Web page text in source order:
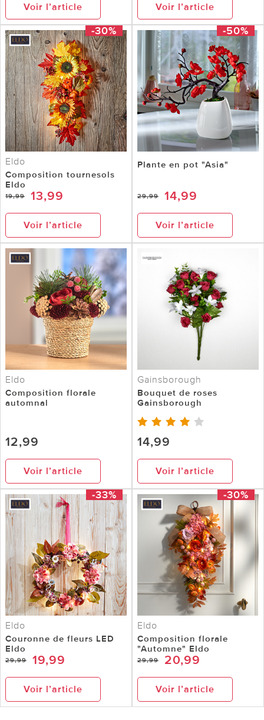
Voir l’article Voir l’article
-30%
Eldo
Composition tournesols
Eldo
19,99 13,99
Voir l’article
-50%
Plante en pot "Asia"
29,99 14,99
Voir l’article
Eldo
Composition florale
automnal
12,99
Voir l’article
Gainsborough
Bouquet de roses
Gainsborough
14,99
Voir l’article
-33%
Eldo
Couronne de fleurs LED
Eldo
29,99 19,99
Voir l’article
-30%
Eldo
Composition florale
"Automne" Eldo
29,99 20,99
Voir l’article